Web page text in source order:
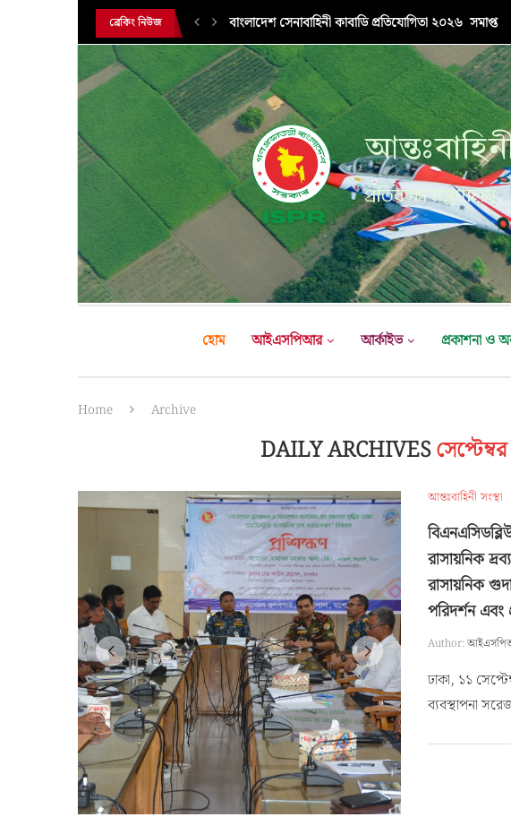
ব্রেকিং নিউজ বাংলাদেশ সেনাবাহিনী কাবাডি প্রতিযোগিতা ২০২৬ সমাপ্ত
প্রতিরক্ষা মন্ত্রণালয়
হোম আইএসপিআর আর্কাইভ প্রকাশনা ও
Home Archive
DAILY ARCHIVES
আন্তঃবাহিনী সংস্থা
রাসায়নিক
রাসায়নিক
পরিদর্শন এবং
Author:
ঢাকা, ১১
ব্যবস্থাপনা